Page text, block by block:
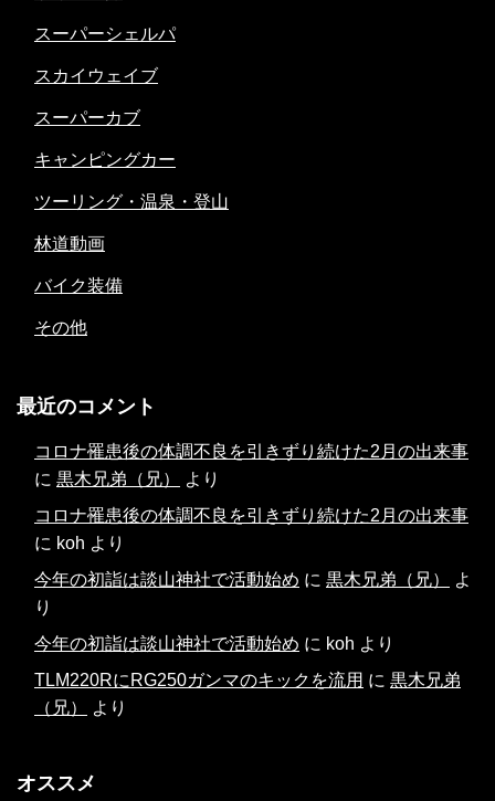
スーパーシェルパ
スカイウェイブ
スーパーカブ
キャンピングカー
ツーリング・温泉・登山
林道動画
バイク装備
その他
最近のコメント
コロナ罹患後の体調不良を引きずり続けた2月の出来事
に 黒木兄弟（兄）
より
コロナ罹患後の体調不良を引きずり続けた2月の出来事
に koh より
今年の初詣は談山神社で活動始め に 黒木兄弟（兄）
よ
り
今年の初詣は談山神社で活動始め に koh より
TLM220RにRG250ガンマのキックを流用 に 黒木兄弟
（兄）
より
オススメ